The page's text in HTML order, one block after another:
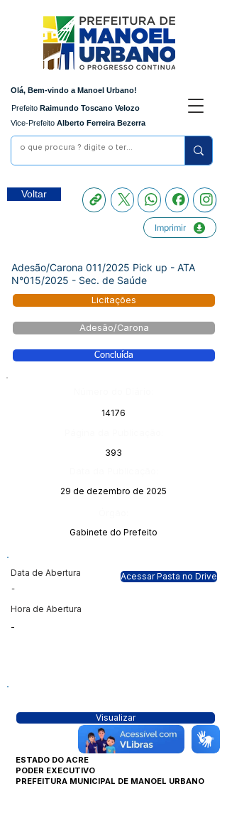
Olá, Bem-vindo a Manoel Urbano!
Prefeito Raimundo Toscano Velozo
Vice-Prefeito Alberto Ferreira Bezerra
Voltar
Imprimir
Adesão/Carona 011/2025 Pick up - ATA
N°015/2025 - Sec. de Saúde
Licitações
Adesão/Carona
Concluída
14176
393
29 de dezembro de 2025
Gabinete do Prefeito
Data de Abertura
-
Hora de Abertura
-
Acessar Pasta no Drive
Visualizar
ESTADO DO ACRE
PODER EXECUTIVO
PREFEITURA MUNICIPAL DE MANOEL URBANO